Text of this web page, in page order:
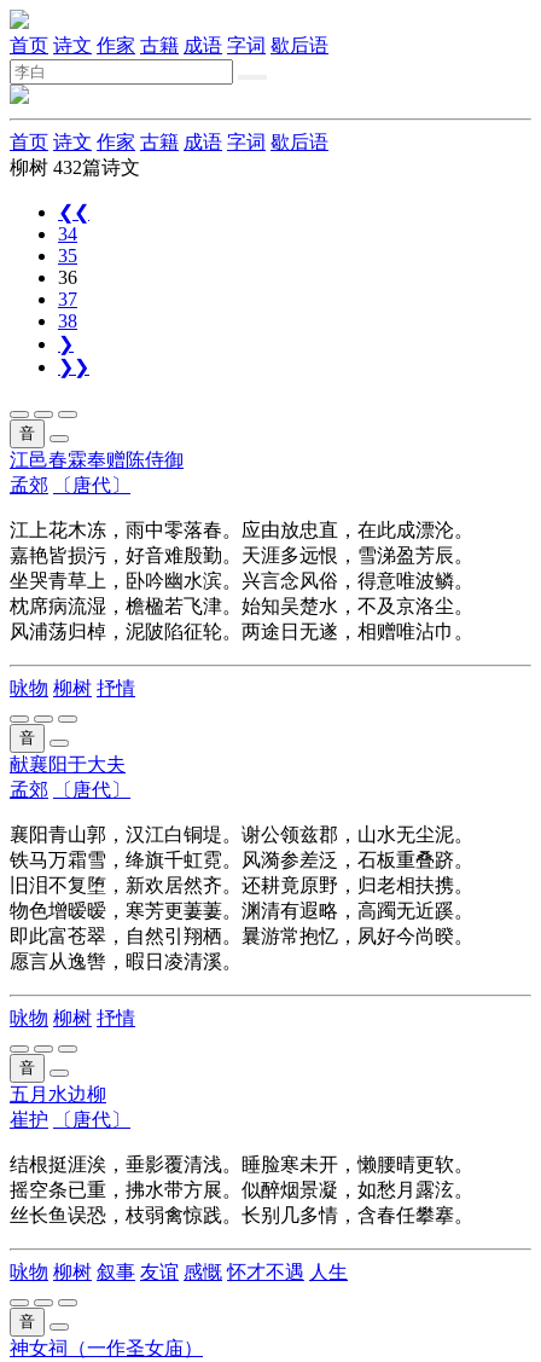
首页 诗文 作家 古籍 成语 字词 歇后语
首页 诗文 作家 古籍 成语 字词 歇后语
柳树 432篇诗文
❮❮
34
35
36
37
38
❯
❯❯
音
江邑春霖奉赠陈侍御
孟郊
〔唐代〕
江上花木冻，雨中零落春。应由放忠直，在此成漂沦。
嘉艳皆损污，好音难殷勤。天涯多远恨，雪涕盈芳辰。
坐哭青草上，卧吟幽水滨。兴言念风俗，得意唯波鳞。
枕席病流湿，檐楹若飞津。始知吴楚水，不及京洛尘。
风浦荡归棹，泥陂陷征轮。两途日无遂，相赠唯沾巾。
咏物 柳树 抒情
音
献襄阳于大夫
孟郊
〔唐代〕
襄阳青山郭，汉江白铜堤。谢公领兹郡，山水无尘泥。
铁马万霜雪，绛旗千虹霓。风漪参差泛，石板重叠跻。
旧泪不复堕，新欢居然齐。还耕竟原野，归老相扶携。
物色增暧暧，寒芳更萋萋。渊清有遐略，高躅无近蹊。
即此富苍翠，自然引翔栖。曩游常抱忆，夙好今尚暌。
愿言从逸辔，暇日凌清溪。
咏物 柳树 抒情
音
五月水边柳
崔护
〔唐代〕
结根挺涯涘，垂影覆清浅。睡脸寒未开，懒腰晴更软。
摇空条已重，拂水带方展。似醉烟景凝，如愁月露泫。
丝长鱼误恐，枝弱禽惊践。长别几多情，含春任攀搴。
咏物 柳树 叙事 友谊 感慨 怀才不遇 人生
音
神女祠（一作圣女庙）